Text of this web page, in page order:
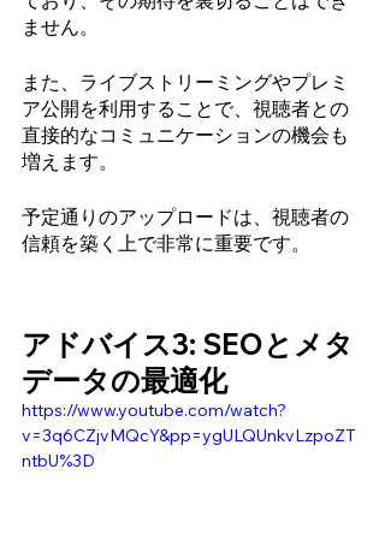
ません。
また、ライブストリーミングやプレミ
ア公開を利用することで、視聴者との
直接的なコミュニケーションの機会も
増えます。
予定通りのアップロードは、視聴者の
信頼を築く上で非常に重要です。
アドバイス3: SEOとメタ
データの最適化
https://www.youtube.com/watch?
v=3q6CZjvMQcY&pp=ygULQUnkvLzpoZT
ntbU%3D